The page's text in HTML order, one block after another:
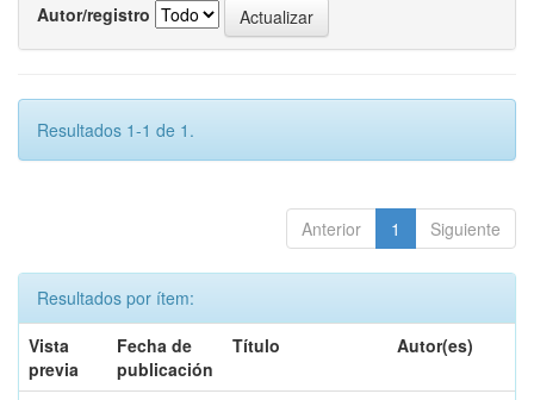
Autor/registro
Resultados 1-1 de 1.
Anterior 1 Siguiente
Resultados por ítem:
Vista
previa
Fecha de
publicación
Título Autor(es)